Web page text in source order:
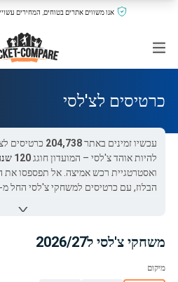
אנו משווים אתרים בטוחים, המחירים
כרטיסים לצ'לסי
עכשיו זמינים באתר204,738 כרטיסים
להיות אוהד צ'לסי – המועדון חוגג120 שנה
ואסטרטגיית רכש אמיצה. אל תפספסו את
הבלוז, עם כרטיסים למשחקי צ'לסי החל מ-
תחמיצו את הבלוז בפעולה!
משחקי צ'לסי ל2026/27